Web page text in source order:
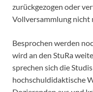
zurückgezogen oder
Vollversammlung nicht
Besprochen werden
wird an den StuRa
sprechen sich die
hochschuldidaktische